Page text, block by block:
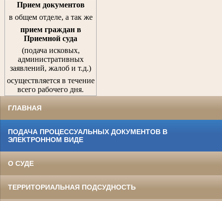
Прием документов
в общем отделе, а так же
прием граждан в
Приемной суда
(подача исковых,
административных
заявлений, жалоб и т.д.)
осуществляется в течение
всего рабочего дня.
ГЛАВНАЯ
ПОДАЧА ПРОЦЕССУАЛЬНЫХ ДОКУМЕНТОВ В
ЭЛЕКТРОННОМ ВИДЕ
О СУДЕ
ТЕРРИТОРИАЛЬНАЯ ПОДСУДНОСТЬ